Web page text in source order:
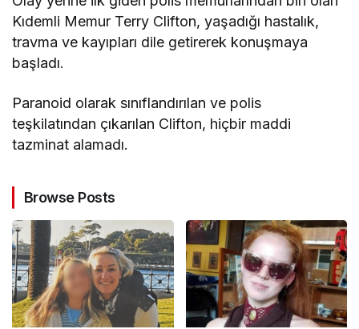
Kıdemli Memur Terry Clifton, yaşadığı hastalık,
travma ve kayıpları dile getirerek konuşmaya
başladı.
Paranoid olarak sınıflandırılan ve polis
teşkilatından çıkarılan Clifton, hiçbir maddi
tazminat alamadı.
Browse Posts